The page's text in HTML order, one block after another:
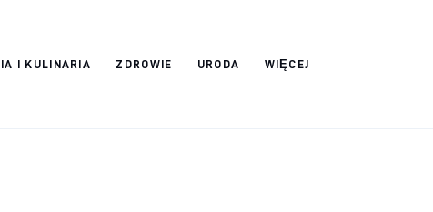
I KULINARIA ZDROWIE URODA WIĘCEJ